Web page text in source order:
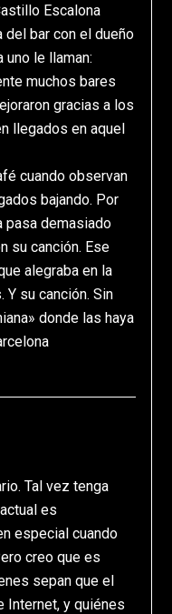
Escalona
del bar con el dueño
le llaman:
muchos bares
gracias a los
llegados en aquel
cuando observan
bajando. Por
pasa demasiado
su canción. Ese
alegraba en la
Y su canción. Sin
donde las haya
Tal vez tenga
es
especial cuando
creo que es
sepan que el
Internet, y quiénes